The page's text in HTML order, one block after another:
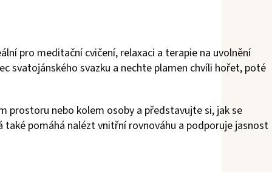
pro meditační cvičení, relaxaci a terapie na uvolnění
svatojánského svazku a nechte plamen chvíli hořet, poté
prostoru nebo kolem osoby a představujte si, jak se
pomáhá nalézt vnitřní rovnováhu a podporuje jasnost